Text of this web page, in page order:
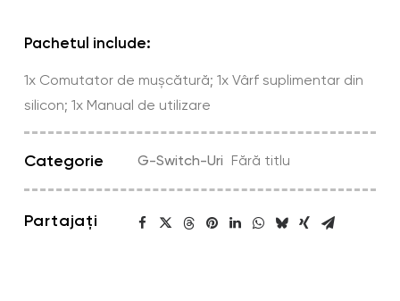
Pachetul include:
1x Comutator de mușcătură; 1x Vârf suplimentar din
silicon; 1x Manual de utilizare
Categorie G-Switch-Uri Fără titlu
Partajați